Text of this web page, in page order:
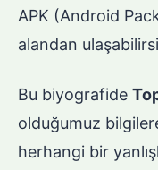
APK (Android
alandan
Bu biyografide
olduğumuz
herhangi bir